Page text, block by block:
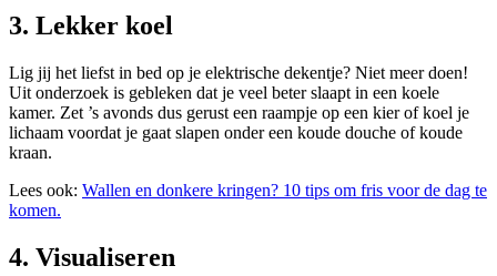
3. Lekker koel
Lig jij het liefst in bed op je elektrische dekentje? Niet meer doen!
Uit onderzoek is gebleken dat je veel beter slaapt in een koele
kamer. Zet ’s avonds dus gerust een raampje op een kier of koel je
lichaam voordat je gaat slapen onder een koude douche of koude
kraan.
Lees ook: Wallen en donkere kringen? 10 tips om fris voor de dag te
komen.
4. Visualiseren